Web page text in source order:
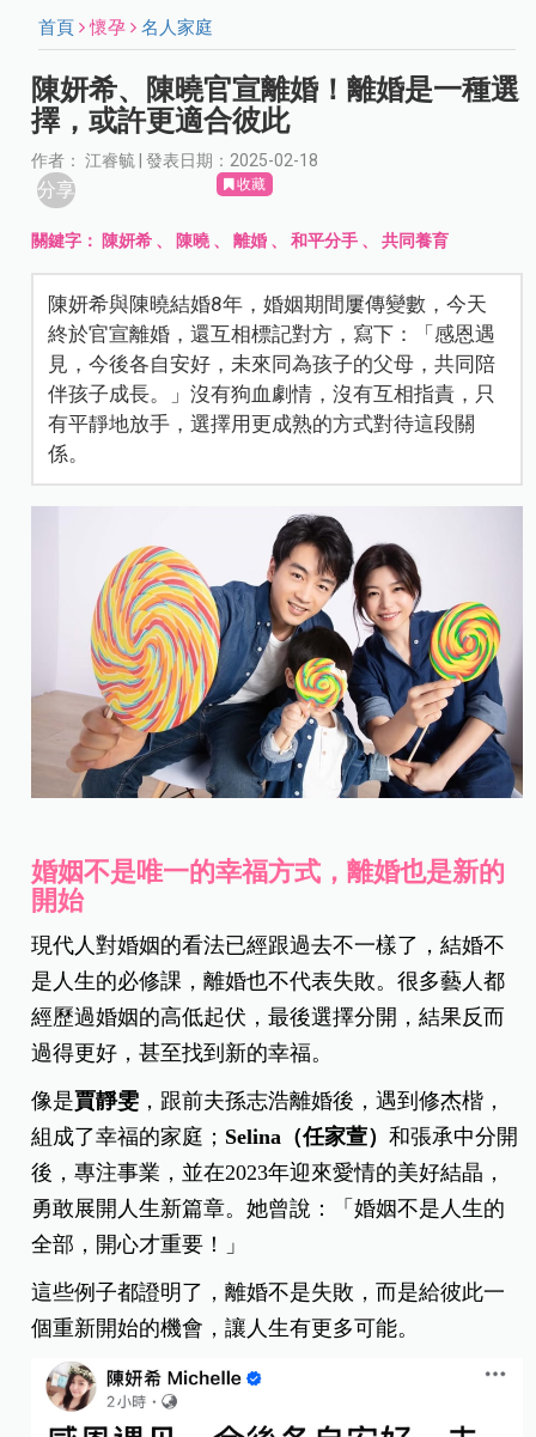
首頁 懷孕 名人家庭
陳妍希、陳曉官宣離婚！離婚是一種選
擇，或許更適合彼此
作者： 江睿毓 | 發表日期：2025-02-18
分享 收藏
關鍵字： 陳妍希 、 陳曉 、離婚 、和平分手 、共同養育
陳妍希與陳曉結婚8年，婚姻期間屢傳變數，今天
終於官宣離婚，還互相標記對方，寫下：「感恩遇
見，今後各自安好，未來同為孩子的父母，共同陪
伴孩子成長。」沒有狗血劇情，沒有互相指責，只
有平靜地放手，選擇用更成熟的方式對待這段關
係。
婚姻不是唯一的幸福方式，離婚也是新的
開始
現代人對婚姻的看法已經跟過去不一樣了，結婚不
是人生的必修課，離婚也不代表失敗。很多藝人都
經歷過婚姻的高低起伏，最後選擇分開，結果反而
過得更好，甚至找到新的幸福。
像是賈靜雯 ，跟前夫孫志浩離婚後，遇到修杰楷，
組成了幸福的家庭； Selina（任家萱）和張承中分開
後，專注事業，並在2023年迎來愛情的美好結晶，
勇敢展開人生新篇章。她曾說：「婚姻不是人生的
全部，開心才重要！」
這些例子都證明了，離婚不是失敗，而是給彼此一
個重新開始的機會，讓人生有更多可能。